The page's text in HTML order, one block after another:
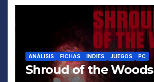
ANÁLISIS FICHAS INDIES JUEGOS PC
Shroud of the Woods